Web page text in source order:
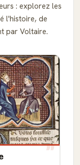
: explorez les
l'histoire, de
par Voltaire.